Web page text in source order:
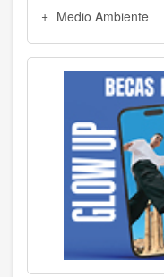
Medio Ambiente